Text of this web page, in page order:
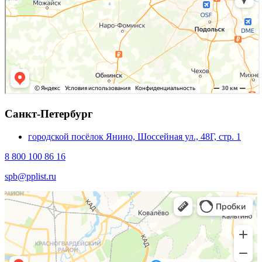
Санкт-Петербург
городской посёлок Янино, Шоссейная ул., 48Г, стр. 1
8 800 100 86 16
spb@pplist.ru